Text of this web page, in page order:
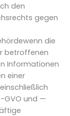
den
gegen
die
betroffenen
Informationen
einer
GVO und —